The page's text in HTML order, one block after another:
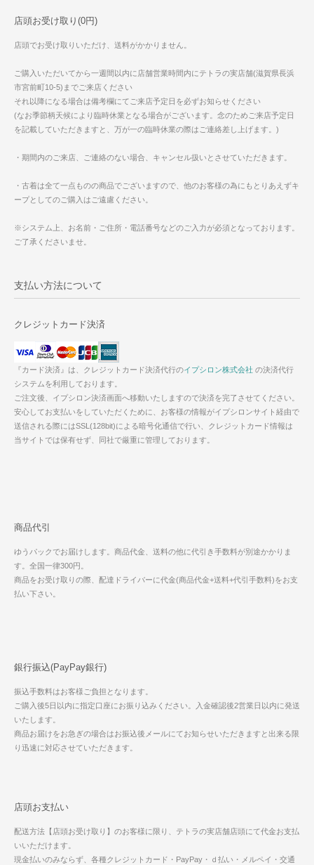
店頭お受け取り(0円)
店頭でお受け取りいただけ、送料がかかりません。
ご購入いただいてから一週間以内に店舗営業時間内にテトラの実店舗(滋賀県長浜
市宮前町10-5)までご来店ください
それ以降になる場合は備考欄にてご来店予定日を必ずお知らせください
(なお季節柄天候により臨時休業となる場合がございます。念のためご来店予定日
を記載していただきますと、万が一の臨時休業の際はご連絡差し上げます。)
・期間内のご来店、ご連絡のない場合、キャンセル扱いとさせていただきます。
・古着は全て一点ものの商品でございますので、他のお客様の為にもとりあえずキ
ープとしてのご購入はご遠慮ください。
※システム上、お名前・ご住所・電話番号などのご入力が必須となっております。
ご了承くださいませ。
支払い方法について
クレジットカード決済
『カード決済』は、クレジットカード決済代行のイプシロン株式会社 の決済代行
システムを利用しております。
ご注文後、イプシロン決済画面へ移動いたしますので決済を完了させてください。
安心してお支払いをしていただくために、お客様の情報がイプシロンサイト経由で
送信される際にはSSL(128bit)による暗号化通信で行い、クレジットカード情報は
当サイトでは保有せず、同社で厳重に管理しております。
商品代引
ゆうパックでお届けします。商品代金、送料の他に代引き手数料が別途かかりま
す。全国一律300円。
商品をお受け取りの際、配達ドライバーに代金(商品代金+送料+代引手数料)をお支
払い下さい。
銀行振込(PayPay銀行)
振込手数料はお客様ご負担となります。
ご購入後5日以内に指定口座にお振り込みください。入金確認後2営業日以内に発送
いたします。
商品お届けをお急ぎの場合はお振込後メールにてお知らせいただきますと出来る限
り迅速に対応させていただきます。
店頭お支払い
配送方法【店頭お受け取り】のお客様に限り、テトラの実店舗店頭にて代金お支払
いいただけます。
現金払いのみならず、各種クレジットカード・PayPay・ｄ払い・メルペイ・交通